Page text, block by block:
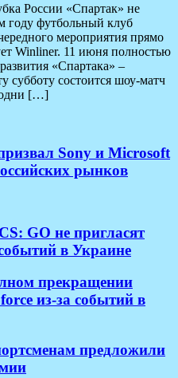
России «Спартак» не
году футбольный клуб
мероприятия прямо
Winliner. 11 июня полностью
«Спартака» –
субботу состоится шоу-матч
одни […]
Sony и Microsoft
рынков
GO не пригласят
в Украине
прекращении
из-за событий в
предложили